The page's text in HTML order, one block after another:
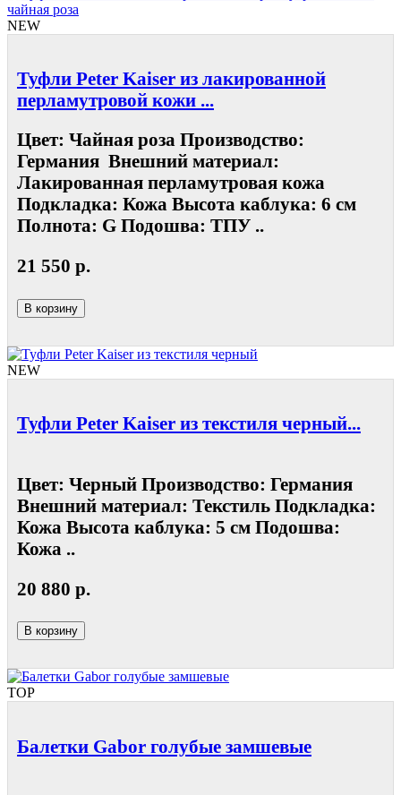
NEW
Туфли Peter Kaiser из лакированной
перламутровой кожи ...
Цвет: Чайная роза Производство:
Германия Внешний материал:
Лакированная перламутровая кожа
Подкладка: Кожа Высота каблука: 6 см
Полнота: G Подошва: ТПУ ..
21 550 р.
В корзину
NEW
Туфли Peter Kaiser из текстиля черный...
Цвет: Черный Производство: Германия
Внешний материал: Текстиль Подкладка:
Кожа Высота каблука: 5 см Подошва:
Кожа ..
20 880 р.
В корзину
TOP
Балетки Gabor голубые замшевые